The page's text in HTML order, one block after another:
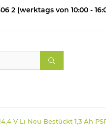
2 (werktags von 10:00 -
V Li Neu Bestückt 1,3 Ah